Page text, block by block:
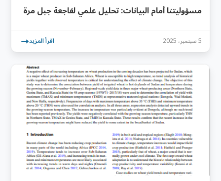
مسؤوليتنا أمام البيانات: تحليل علمي لفاجعة جبل مرة
5 سبتمبر، 2025 اقرأ المزيد